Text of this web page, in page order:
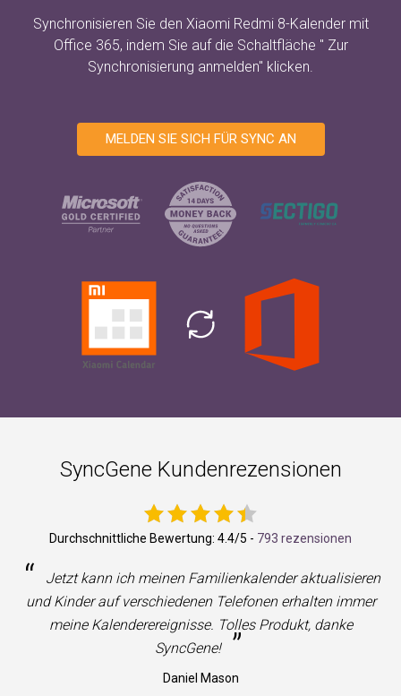
Synchronisieren Sie den Xiaomi Redmi 8-Kalender mit
Office 365, indem Sie auf die Schaltfläche " Zur
Synchronisierung anmelden" klicken.
MELDEN SIE SICH FÜR SYNC AN
SyncGene Kundenrezensionen
Durchschnittliche Bewertung: 4.4/5 - 793 rezensionen
“
Jetzt kann ich meinen Familienkalender aktualisieren
und Kinder auf verschiedenen Telefonen erhalten immer
meine Kalenderereignisse. Tolles Produkt, danke
SyncGene!
”
Daniel Mason